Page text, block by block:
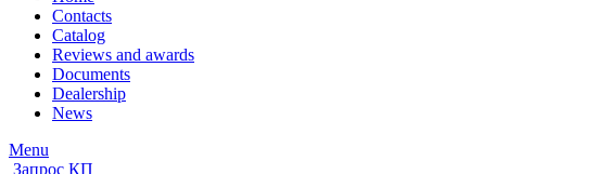
Contacts
Catalog
Reviews and awards
Documents
Dealership
News
Menu
Запрос КП